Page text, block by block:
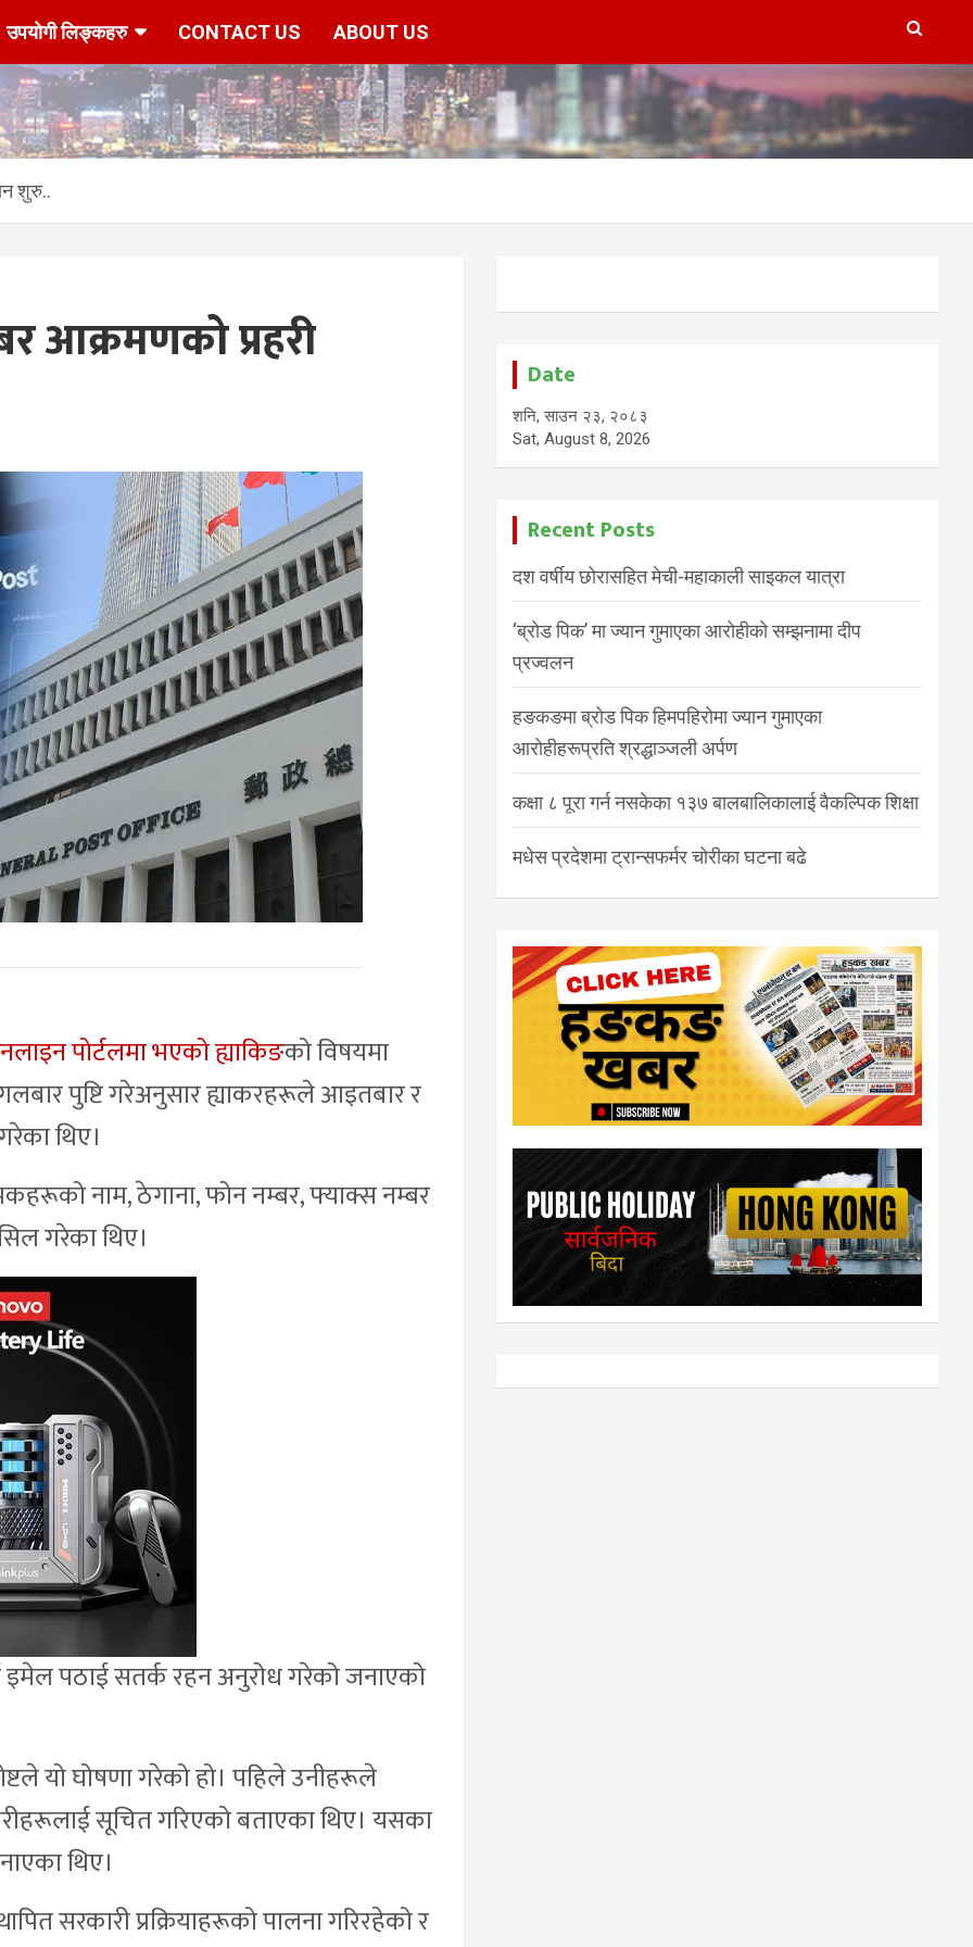
उपयोगी लिङ्कहरु CONTACT US ABOUT US
शुरु..
आक्रमणको प्रहरी
पोर्टलमा भएको ह्याकिङको विषयमा
पुष्टि गरेअनुसार ह्याकरहरूले आइतबार र
थिए।
नाम, ठेगाना, फोन नम्बर, फ्याक्स नम्बर
गरेका थिए।
पठाई सतर्क रहन अनुरोध गरेको जनाएको
यो घोषणा गरेको हो। पहिले उनीहरूले
सूचित गरिएको बताएका थिए। यसका
थिए।
सरकारी प्रक्रियाहरूको पालना गरिरहेको र
Date
शनि, साउन २३, २०८३
Sat, August 8, 2026
Recent Posts
दश वर्षीय छोरासहित मेची-महाकाली साइकल यात्रा
‘ब्रोड पिक’ मा ज्यान गुमाएका आरोहीको सम्झनामा दीप
प्रज्वलन
हङकङमा ब्रोड पिक हिमपहिरोमा ज्यान गुमाएका
आरोहीहरूप्रति श्रद्धाञ्जली अर्पण
कक्षा ८ पूरा गर्न नसकेका १३७ बालबालिकालाई वैकल्पिक शिक्षा
मधेस प्रदेशमा ट्रान्सफर्मर चोरीका घटना बढे